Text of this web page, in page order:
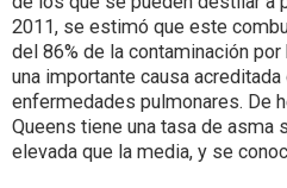
2011, se estimó que este
del 86% de la contaminación
una importante causa
enfermedades pulmonares. De
Queens tiene una tasa de asma
elevada que la media, y se